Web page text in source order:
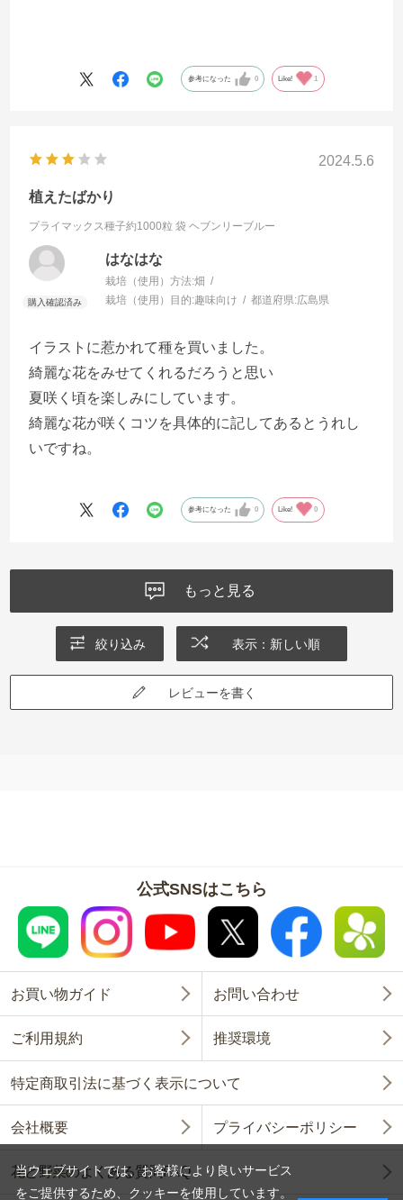
参考になった 0 Like! 1
2024.5.6
植えたばかり
プライマックス種子約1000粒 袋 ヘブンリーブルー
はなはな
栽培（使用）方法:畑
栽培（使用）目的:趣味向け 都道府県:広島県
イラストに惹かれて種を買いました。
綺麗な花をみせてくれるだろうと思い
夏咲く頃を楽しみにしています。
綺麗な花が咲くコツを具体的に記してあるとうれし
いですね。
参考になった 0 Like! 0
もっと見る
絞り込み 表示：新しい順
レビューを書く
公式SNSはこちら
お買い物ガイド お問い合わせ
ご利用規約 推奨環境
特定商取引法に基づく表示について
会社概要 プライバシーポリシー
花と野菜のよくある質問FAQ
当ウェブサイトでは、お客様により良いサービス
をご提供するため、クッキーを使用しています。